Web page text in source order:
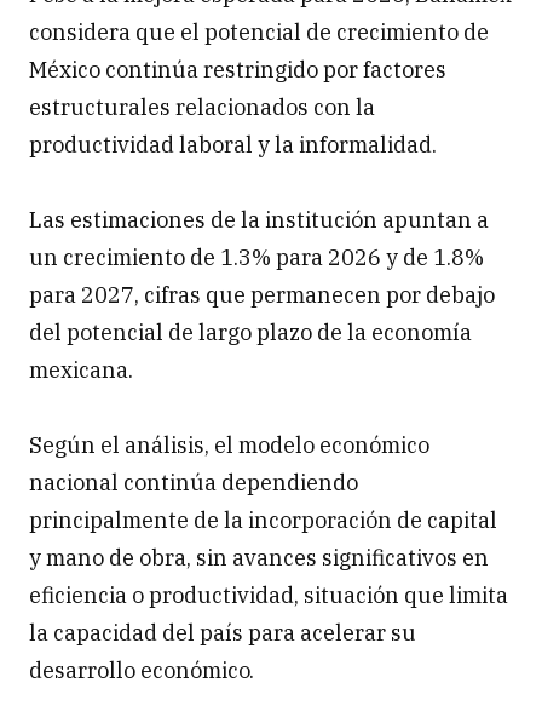
considera que el potencial de crecimiento de
México continúa restringido por factores
estructurales relacionados con la
productividad laboral y la informalidad.
Las estimaciones de la institución apuntan a
un crecimiento de 1.3% para 2026 y de 1.8%
para 2027, cifras que permanecen por debajo
del potencial de largo plazo de la economía
mexicana.
Según el análisis, el modelo económico
nacional continúa dependiendo
principalmente de la incorporación de capital
y mano de obra, sin avances significativos en
eficiencia o productividad, situación que limita
la capacidad del país para acelerar su
desarrollo económico.